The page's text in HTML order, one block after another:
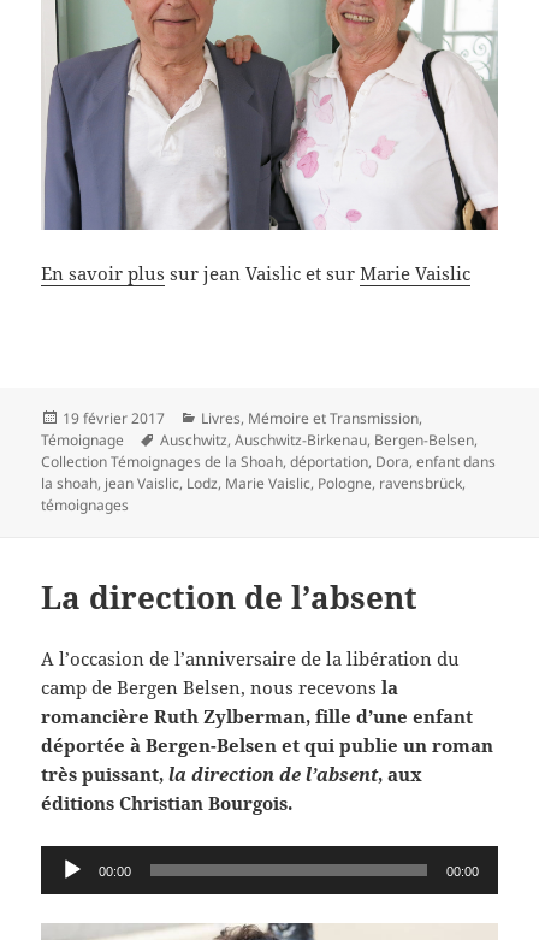
En savoir plus sur jean Vaislic et surMarie Vaislic
Publié
le
19 février 2017 Catégories
Livres, Mémoire et Transmission,
Témoignage
Mots-
clés
Auschwitz,Auschwitz-Birkenau, Bergen-Belsen,
Collection Témoignages de la Shoah,déportation, Dora,enfant dans
la shoah, jean Vaislic, Lodz, Marie Vaislic, Pologne, ravensbrück,
témoignages
La direction de l’absent
A l’occasion de l’anniversaire de la libération du
camp de Bergen Belsen, nous recevonsla
romancière Ruth Zylberman, fille d’une enfant
déportée à Bergen-Belsen et qui publie un roman
très puissant,la direction de l’absent, aux
éditions Christian Bourgois.
Lecteur 00:00 00:00